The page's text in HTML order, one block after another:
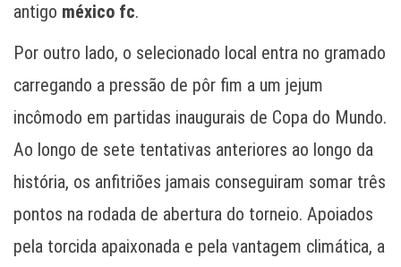
antigo méxico fc.
Por outro lado, o selecionado local entra no gramado
carregando a pressão de pôr fim a um jejum
incômodo em partidas inaugurais de Copa do Mundo.
Ao longo de sete tentativas anteriores ao longo da
história, os anfitriões jamais conseguiram somar três
pontos na rodada de abertura do torneio. Apoiados
pela torcida apaixonada e pela vantagem climática, a